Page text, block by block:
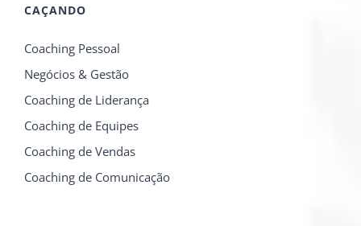
CAÇANDO
Coaching Pessoal
Negócios & Gestão
Coaching de Liderança
Coaching de Equipes
Coaching de Vendas
Coaching de Comunicação